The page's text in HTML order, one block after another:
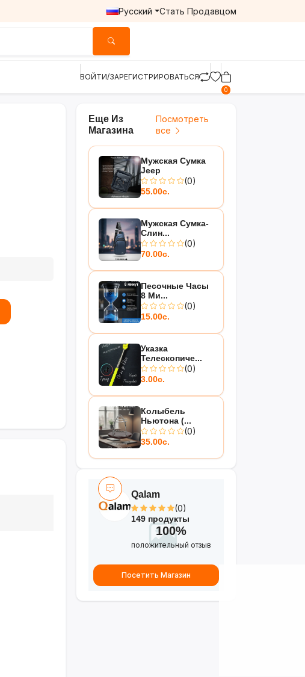
Русский Стать Продавцом
ВОЙТИ/ЗАРЕГИСТРИРОВАТЬСЯ
0
Еще Из
Магазина
Посмотреть
все
Мужская Сумка
Jeep
(0)
55.00с.
Мужская Сумка-
Слин...
(0)
70.00с.
Песочные Часы
8 Ми...
(0)
15.00с.
Указка
Телескопиче...
(0)
3.00с.
Колыбель
Ньютона (...
(0)
35.00с.
Qalam
(0)
149 продукты
100%
положительный отзыв
Посетить Магазин